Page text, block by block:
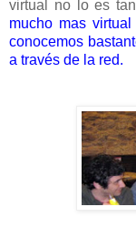
virtual no lo es
mucho mas
conocemos
a través de la red.